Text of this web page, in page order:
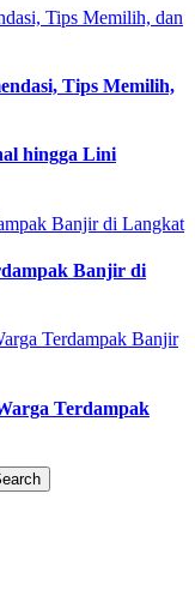
Tips Memilih,
hingga Lini
Banjir di
Terdampak